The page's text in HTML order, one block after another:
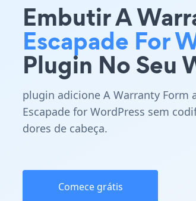
Embutir A
Escapade For
Plugin No Seu
plugin adicione A Warranty Form
Escapade for WordPress sem
dores de cabeça.
Comece grátis